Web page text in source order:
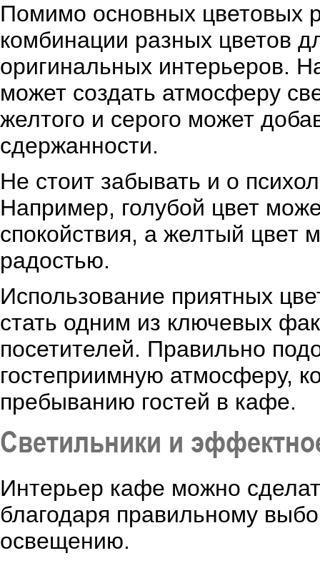
Помимо основных цветовых
комбинации разных цветов
оригинальных интерьеров.
может создать атмосферу
желтого и серого может
сдержанности.
Не стоит забывать и о
Например, голубой цвет
спокойствия, а желтый цвет
радостью.
Использование приятных
стать одним из ключевых
посетителей. Правильно
гостеприимную атмосферу,
пребыванию гостей в кафе.
Светильники и
Интерьер кафе можно
благодаря правильному
освещению.